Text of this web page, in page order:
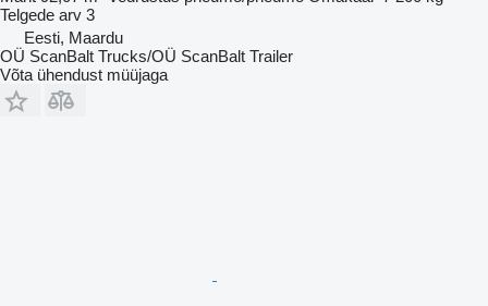
Telgede arv 3
Eesti, Maardu
OÜ ScanBalt Trucks/OÜ ScanBalt Trailer
Võta ühendust müüjaga